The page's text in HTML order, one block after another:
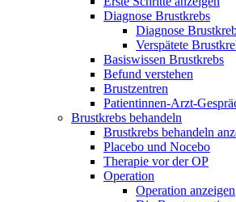
Diagnose Brustkrebs
Diagnose
Verspätete
Basiswissen Brustkrebs
Befund verstehen
Brustzentren
Patientinnen-Arzt-
Brustkrebs behandeln
Brustkrebs behandeln
Placebo und Nocebo
Therapie vor der OP
Operation
Operation anzeigen